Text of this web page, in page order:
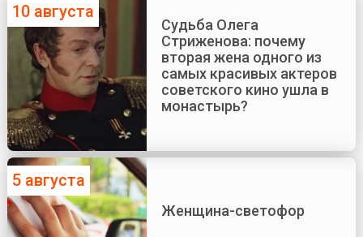
10 августа
Судьба Олега
Стриженова: почему
вторая жена одного из
самых красивых актеров
советского кино ушла в
монастырь?
5 августа
Женщина-светофор